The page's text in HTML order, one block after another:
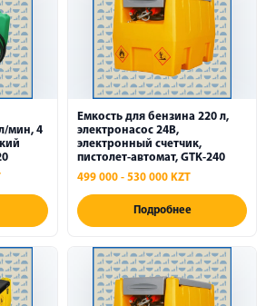
пистолеты
модули
и маслосборное
катушки
ГСМ
мин, 4
Емкость для бензина 220 л,
электронасос 24В,
электронный счетчик,
пистолет-автомат, GTK-240
499 000 - 530 000 KZT
Подробнее